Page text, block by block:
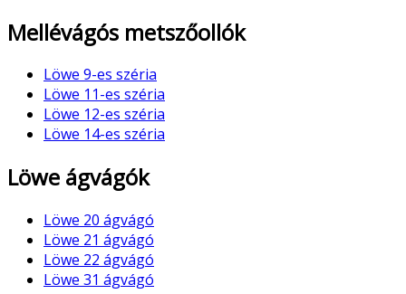
Mellévágós metszőollók
Löwe 9-es széria
Löwe 11-es széria
Löwe 12-es széria
Löwe 14-es széria
Löwe ágvágók
Löwe 20 ágvágó
Löwe 21 ágvágó
Löwe 22 ágvágó
Löwe 31 ágvágó